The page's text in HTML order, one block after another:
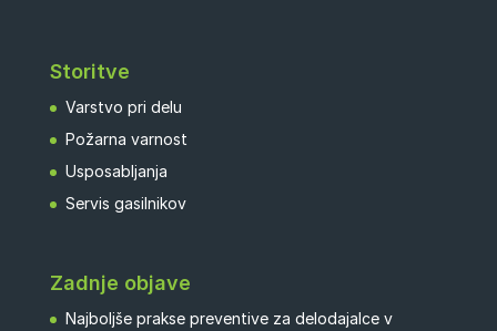
Storitve
Varstvo pri delu
Požarna varnost
Usposabljanja
Servis gasilnikov
Zadnje objave
Najboljše prakse preventive za delodajalce v